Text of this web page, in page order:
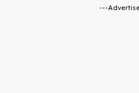
---